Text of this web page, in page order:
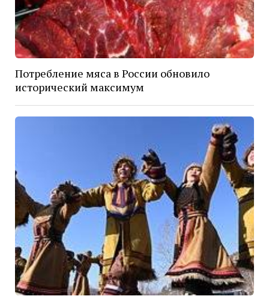
Потребление мяса в России обновило
исторический максимум